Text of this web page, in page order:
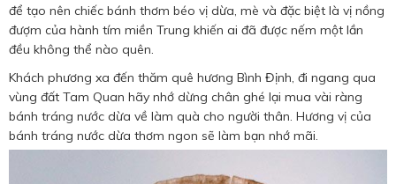
để tạo nên chiếc bánh thơm béo vị dừa, mè và đặc biệt là vị nồng
đượm của hành tím miền Trung khiến ai đã được nếm một lần
đều không thể nào quên.
Khách phương xa đến thăm quê hương Bình Định, đi ngang qua
vùng đất Tam Quan hãy nhớ dừng chân ghé lại mua vài ràng
bánh tráng nước dừa về làm quà cho người thân. Hương vị của
bánh tráng nước dừa thơm ngon sẽ làm bạn nhớ mãi.